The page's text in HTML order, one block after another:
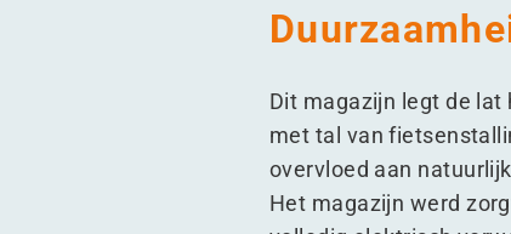
Dit magazijn legt de
met tal van
overvloed aan
Het magazijn werd